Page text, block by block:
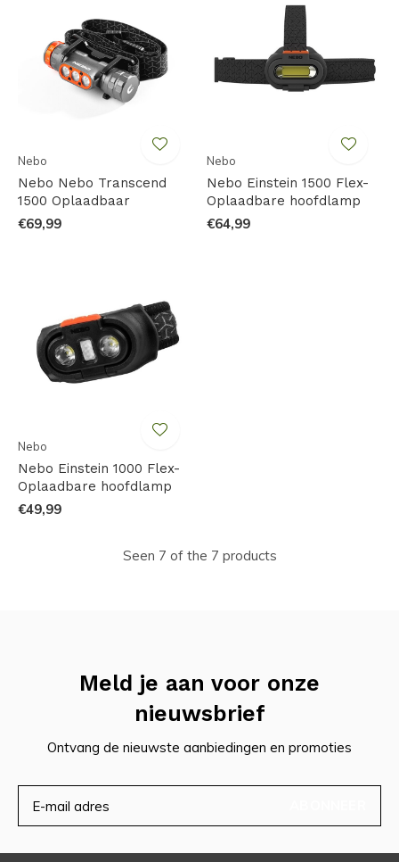
Nebo
Nebo Nebo Transcend
1500 Oplaadbaar
€69,99
Nebo
Nebo Einstein 1500 Flex-
Oplaadbare hoofdlamp
€64,99
Nebo
Nebo Einstein 1000 Flex-
Oplaadbare hoofdlamp
€49,99
Seen 7 of the 7 products
Meld je aan voor onze
nieuwsbrief
Ontvang de nieuwste aanbiedingen en promoties